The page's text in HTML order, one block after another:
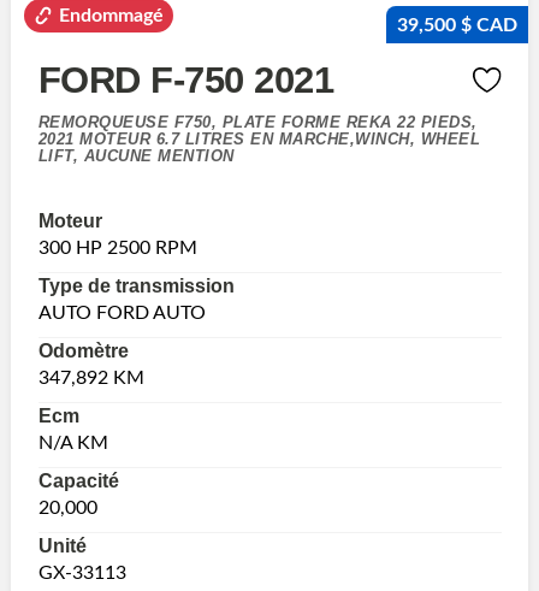
Endommagé 39,500 $ CAD
FORD F-750 2021
REMORQUEUSE F750, PLATE FORME REKA 22 PIEDS,
2021 MOTEUR 6.7 LITRES EN MARCHE,WINCH, WHEEL
LIFT, AUCUNE MENTION
Moteur
300 HP 2500 RPM
Type de transmission
AUTO FORD AUTO
Odomètre
347,892 KM
Ecm
N/A KM
Capacité
20,000
Unité
GX-33113